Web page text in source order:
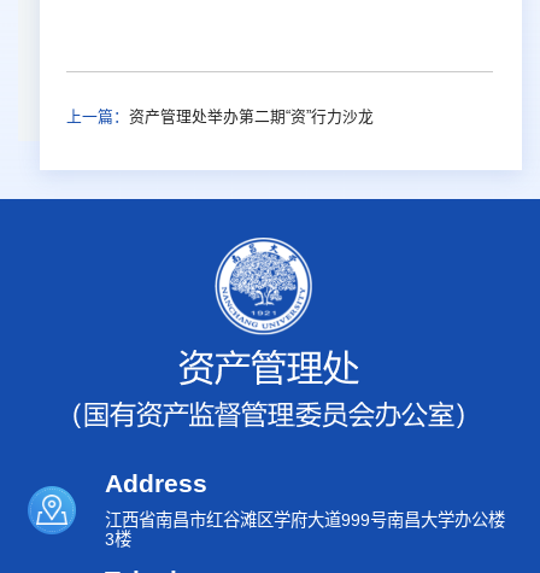
上一篇： 资产管理处举办第二期“资”行力沙龙
Address
江西省南昌市红谷滩区学府大道999号南昌大学办公楼
3楼